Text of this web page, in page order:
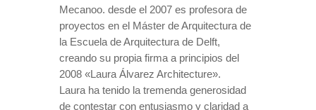
Mecanoo. desde el 2007 es profesora de
proyectos en el Máster de Arquitectura de
la Escuela de Arquitectura de Delft,
creando su propia firma a principios del
2008 «Laura Álvarez Architecture».
Laura ha tenido la tremenda generosidad
de contestar con entusiasmo y claridad a